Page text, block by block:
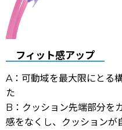
フィット感アップ
A：可動域を最大限にとる
た
B：クッション先端部分を
感をなくし、クッションが